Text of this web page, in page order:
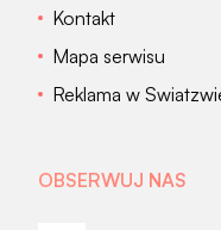
Kontakt
Mapa serwisu
Reklama w
OBSERWUJ NAS